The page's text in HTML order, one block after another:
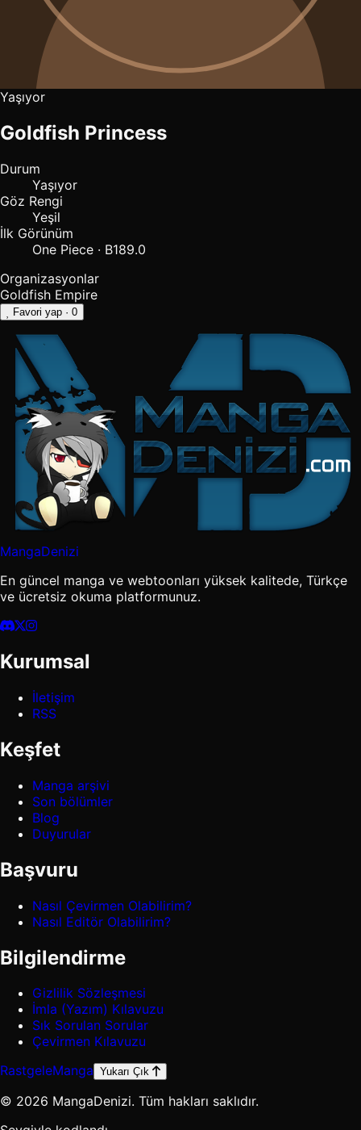
Yaşıyor
Goldfish Princess
Durum
Yaşıyor
Göz Rengi
Yeşil
İlk Görünüm
One Piece · B189.0
Organizasyonlar
Goldfish Empire
Favori yap · 0
MangaDenizi
En güncel manga ve webtoonları yüksek kalitede, Türkçe
ve ücretsiz okuma platformunuz.
Kurumsal
İletişim
RSS
Keşfet
Manga arşivi
Son bölümler
Blog
Duyurular
Başvuru
Nasıl Çevirmen Olabilirim?
Nasıl Editör Olabilirim?
Bilgilendirme
Gizlilik Sözleşmesi
İmla (Yazım) Kılavuzu
Sık Sorulan Sorular
Çevirmen Kılavuzu
RastgeleManga Yukarı Çık
© 2026 MangaDenizi. Tüm hakları saklıdır.